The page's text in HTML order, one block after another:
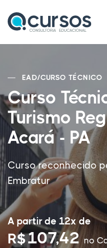
EAD/CURSO TÉCNICO
Curso
Turismo
Acará - PA
Curso reconhecido
Embratur
A partir de 12x de
R$107,42no